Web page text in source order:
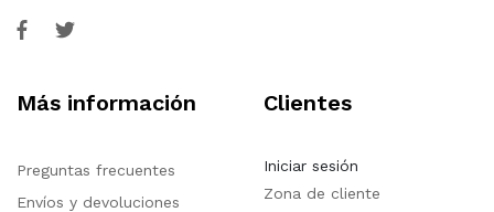
Más información
Preguntas frecuentes
Envíos y devoluciones
Clientes
Iniciar sesión
Zona de cliente